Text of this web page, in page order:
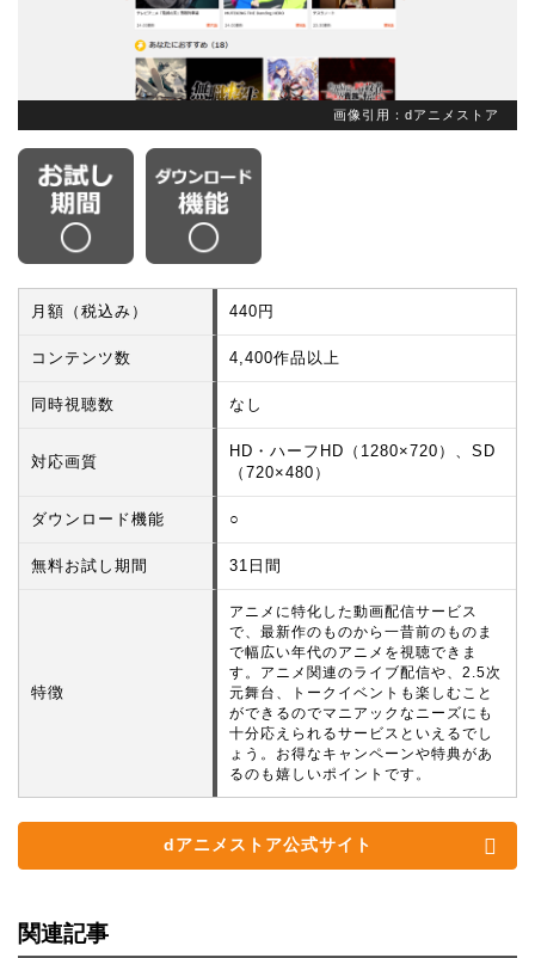
画像引用：dアニメストア
月額（税込み） 440円
コンテンツ数 4,400作品以上
同時視聴数 なし
対応画質
HD・ハーフHD（1280×720）、SD
（720×480）
ダウンロード機能 ○
無料お試し期間 31日間
特徴
アニメに特化した動画配信サービス
で、最新作のものから一昔前のものま
で幅広い年代のアニメを視聴できま
す。アニメ関連のライブ配信や、2.5次
元舞台、トークイベントも楽しむこと
ができるのでマニアックなニーズにも
十分応えられるサービスといえるでし
ょう。お得なキャンペーンや特典があ
るのも嬉しいポイントです。
dアニメストア公式サイト
関連記事